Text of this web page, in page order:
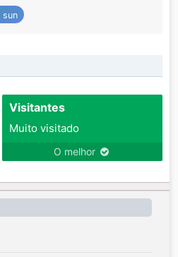
sun
Visitantes
Muito visitado
O melhor